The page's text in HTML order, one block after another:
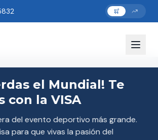
Reactivada! Tu
Sueño Americano.
procesan de nuevo. ¡Asegura tu
con esta visa de empleo!